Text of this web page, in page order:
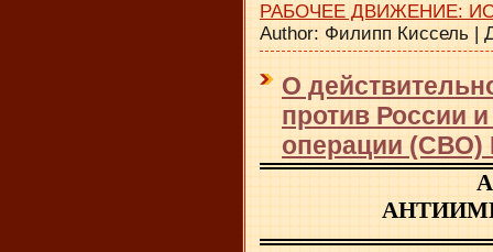
РАБОЧЕЕ ДВИЖЕНИЕ:
Author: Филипп Киссель
О
против России
операции (СВО)